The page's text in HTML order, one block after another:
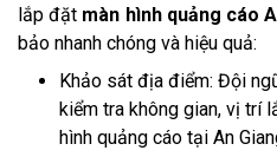
lắp đặt màn hình quảng cáo
bảo nhanh chóng và hiệu quả:
Khảo sát địa điểm: Đội
kiểm tra không gian, vị trí
hình quảng cáo tại An